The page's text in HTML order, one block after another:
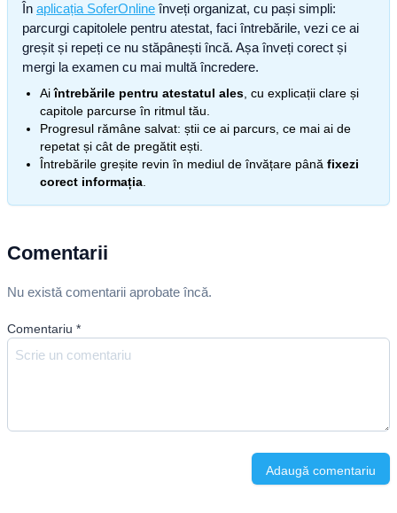
În aplicația SoferOnline înveți organizat, cu pași simpli:
parcurgi capitolele pentru atestat, faci întrebările, vezi ce ai
greșit și repeți ce nu stăpânești încă. Așa înveți corect și
mergi la examen cu mai multă încredere.
Aiîntrebările pentru atestatul ales , cu explicații clare și
capitole parcurse în ritmul tău.
Progresul rămâne salvat: știi ce ai parcurs, ce mai ai de
repetat și cât de pregătit ești.
Întrebările greșite revin în mediul de învățare până fixezi
corect informația
Comentarii
Nu există comentarii aprobate încă.
Comentariu *
Adaugă comentariu